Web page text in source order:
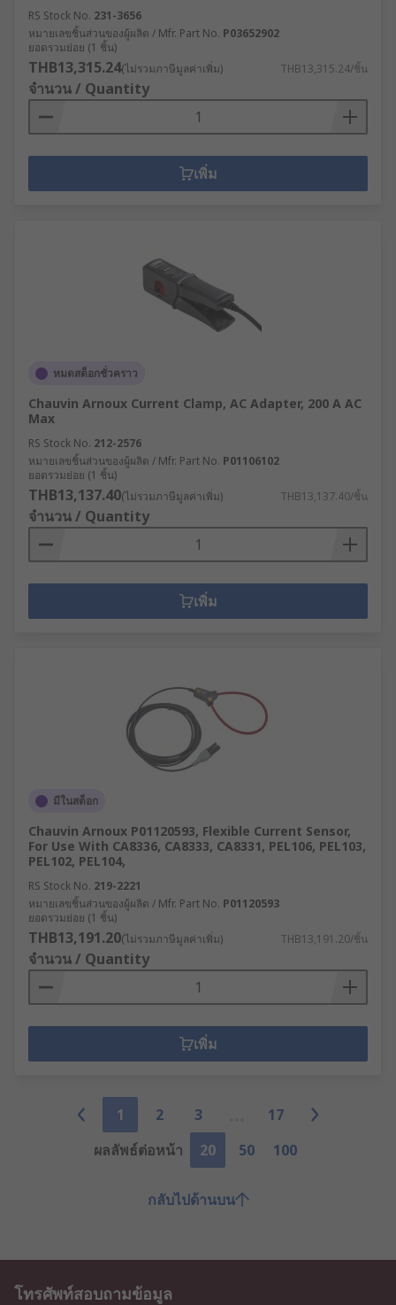
RS Stock No. 231-3656
หมายเลขชิ้นส่วนของผู้ผลิต / Mfr. Part No. P03652902
ยอดรวมย่อย (1 ชิ้น)
THB13,315.24(ไม่รวมภาษีมูลค่าเพิ่ม) THB13,315.24/ชิ้น
จำนวน / Quantity
เพิ่ม
หมดสต็อกชั่วคราว
Chauvin Arnoux Current Clamp, AC Adapter, 200 A AC
Max
RS Stock No. 212-2576
หมายเลขชิ้นส่วนของผู้ผลิต / Mfr. Part No. P01106102
ยอดรวมย่อย (1 ชิ้น)
THB13,137.40(ไม่รวมภาษีมูลค่าเพิ่ม) THB13,137.40/ชิ้น
จำนวน / Quantity
เพิ่ม
มีในสต็อก
Chauvin Arnoux P01120593, Flexible Current Sensor,
For Use With CA8336, CA8333, CA8331, PEL106, PEL103,
PEL102, PEL104,
RS Stock No. 219-2221
หมายเลขชิ้นส่วนของผู้ผลิต / Mfr. Part No. P01120593
ยอดรวมย่อย (1 ชิ้น)
THB13,191.20(ไม่รวมภาษีมูลค่าเพิ่ม) THB13,191.20/ชิ้น
จำนวน / Quantity
เพิ่ม
1 2 3
17
ผลลัพธ์ต่อหน้า
20 50 100
กลับไปด้านบน
โทรศัพท์สอบถามข้อมูล